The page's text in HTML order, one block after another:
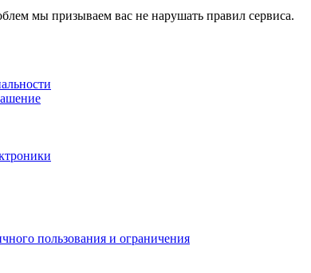
мы призываем вас не нарушать правил сервиса.
пользования и ограничения